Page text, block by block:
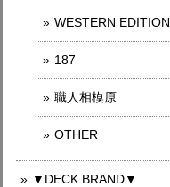
WESTERN EDITION
187
職人相模原
OTHER
▼DECK BRAND▼